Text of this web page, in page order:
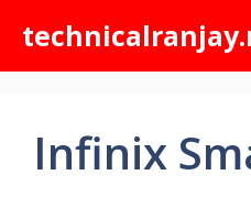
content
Infinix